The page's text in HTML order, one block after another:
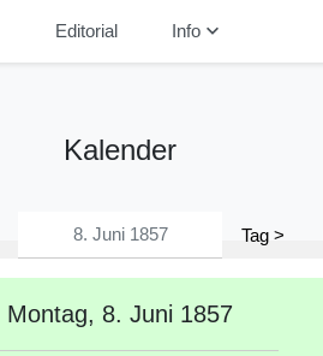
Editorial Infokeyboard_arrow_down
Kalender
Tag >
Montag, 8. Juni 1857